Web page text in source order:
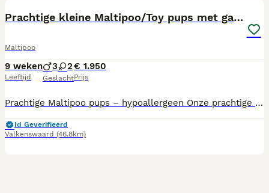
Prachtige kleine Maltipoo/Toy pups met garantie!🐶
Maltipoo
9 weken
Leeftijd
3 2
Geslacht
€ 1.950
Prijs
Prachtige Maltipoo pups – hypoallergeen Onze prachtige Maltipoo pups zijn op zoek naar een liefdevol thuis. De moeder is een Maltipoo en de vader een Toy Poedel. De pups zijn hypoallergeen en verharen niet. De pups groeien bij ons in huis op en worden daardoor goed gesocialiseerd. Ze komen dagelijks in aanraking met mensen en kinderen en zijn gewend aan de geluiden van het dagelijkse gezinsleven. Voordat zij naar hun nieuwe baasje gaan, worden de pups nagekeken door de dierenarts en voorzien van een Europees dierenpaspoort. Daarnaast zijn zij gechipt, gevaccineerd en 3 keer ontwormd. Vanaf juli mogen de pups het nest verlaten. De pups zullen naar verwachting een volwassen gewicht bereiken van ongeveer 4 tot maximaal 5 kilo, met een schofthoogte van circa 25 cm. Vraagprijs: € 1950 per pup. U bent van harte welkom om geheel vrijblijvend kennis te komen maken met de pups. Onder het genot van een kop koffie of thee kunt u de pups ontmoeten en al uw vragen stellen. Mocht u nog op vakantie gaan, dan is later ophalen of tijdelijke opvang in overleg mogelijk. 🐾 Interesse? Neem gerust contact met ons op voor meer informatie of een vrijblijvende kennismaking. ☕️🐾
Id Geverifieerd
Valkenswaard (46.8km)